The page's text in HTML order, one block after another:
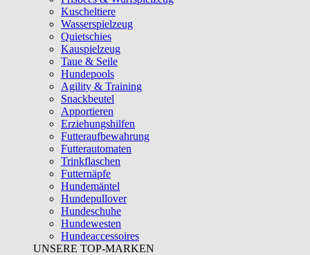
Kuscheltiere
Wasserspielzeug
Quietschies
Kauspielzeug
Taue & Seile
Hundepools
Agility & Training
Snackbeutel
Apportieren
Erziehungshilfen
Futteraufbewahrung
Futterautomaten
Trinkflaschen
Futternäpfe
Hundemäntel
Hundepullover
Hundeschuhe
Hundewesten
Hundeaccessoires
UNSERE TOP-MARKEN